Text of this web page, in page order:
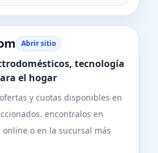
Abrir sitio
tecnología
el hogar
y cuotas disponibles en
encontralos en
o en la sucursal más